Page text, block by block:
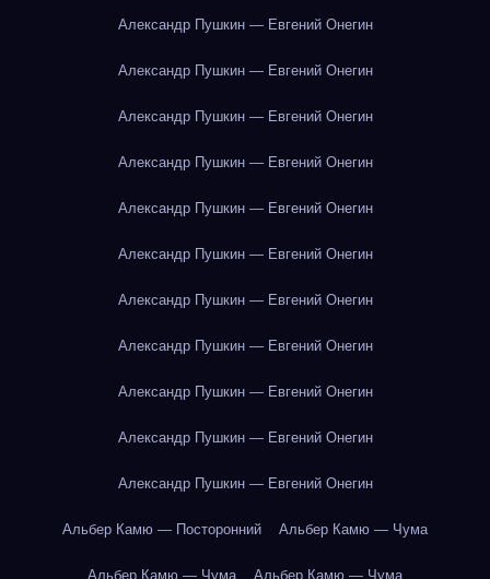
Александр Пушкин — Евгений Онегин
Александр Пушкин — Евгений Онегин
Александр Пушкин — Евгений Онегин
Александр Пушкин — Евгений Онегин
Александр Пушкин — Евгений Онегин
Александр Пушкин — Евгений Онегин
Александр Пушкин — Евгений Онегин
Александр Пушкин — Евгений Онегин
Александр Пушкин — Евгений Онегин
Александр Пушкин — Евгений Онегин
Александр Пушкин — Евгений Онегин
Альбер Камю — Посторонний Альбер Камю — Чума
Альбер Камю — Чума Альбер Камю — Чума